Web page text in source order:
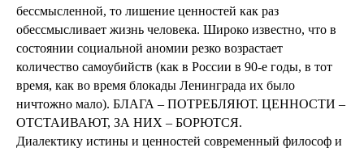
бессмысленной, то лишение ценностей как раз
обессмысливает жизнь человека. Широко известно, что в
состоянии социальной аномии резко возрастает
количество самоубийств (как в России в 90-е годы, в тот
время, как во время блокады Ленинграда их было
ничтожно мало). БЛАГА – ПОТРЕБЛЯЮТ. ЦЕННОСТИ –
ОТСТАИВАЮТ, ЗА НИХ – БОРЮТСЯ.
Диалектику истины и ценностей современный философ и